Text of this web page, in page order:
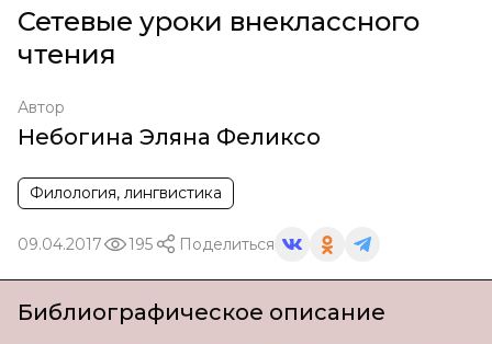
Сетевые уроки внеклассного
чтения
Автор
Небогина Эляна Феликсо
Филология, лингвистика
09.04.2017 195 Поделиться
Библиографическое описание